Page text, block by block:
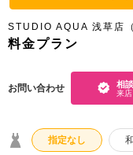
アクセス/TEL
こだわりポイント
STUDIO AQUA 浅草店
料金プラン
お問い合わせ 相
来
指定なし